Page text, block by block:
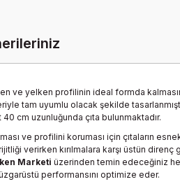
ve yelken profilinin ideal formda
tam uyumlu olacak şekilde
cm uzunluğunda çıta bulunmaktadır.
ve profilini koruması için çıtaların
verirken kırılmalara karşı üstün direnç
Marketi üzerinden temin edeceğiniz
performansını optimize eder.